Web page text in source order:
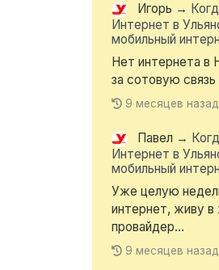
Игорь →
Интернет в
мобильный
Нет интернета в
за сотовую связь
9 месяцев назад
Павел →
Интернет в
мобильный
Уже целую
интернет, живу в
провайдер...
9 месяцев назад